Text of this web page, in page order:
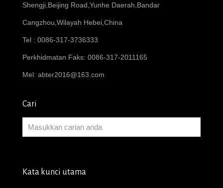
Shengji,Beijing Road,Yunhe Daerah,Bandar
Cangzhou,Wilayah Hebei,China
Tel : 0086-317-3736333
Perkhidmatan Faks: 0086-317-2011165
Mel: abter2016@163.com
Cari
Kata kunci utama